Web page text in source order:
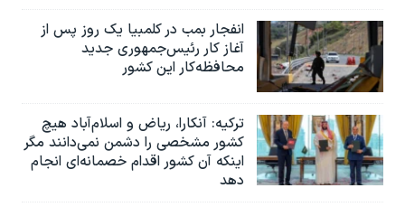
انفجار بمب‌‌ در کلمبیا یک روز پس از
آغاز کار رئیس‌جمهوری جدید
محافظه‌کار این کشور
ترکیه: آنکارا، ریاض و اسلام‌آباد هیچ
کشور مشخصی را دشمن نمی‌دانند مگر
اینکه آن کشور اقدام خصمانه‌ای انجام
دهد